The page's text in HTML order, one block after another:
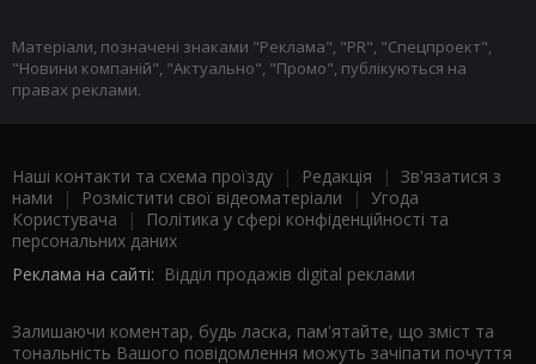
Матеріали, позначені знаками "Реклама", "PR", "Спецпроект",
"Новини компаній", "Актуально", "Промо", публікуються на
правах реклами.
Наші контакти та схема проїзду | Редакція | Зв'язатися з
нами | Розмістити свої відеоматеріали | Угода
Користувача |
Політика у сфері конфіденційності та
персональних даних
Реклама на сайті: Відділ продажів digital реклами
Залишаючи коментар, будь ласка, пам'ятайте, що зміст та
тональність Вашого повідомлення можуть зачіпати почуття